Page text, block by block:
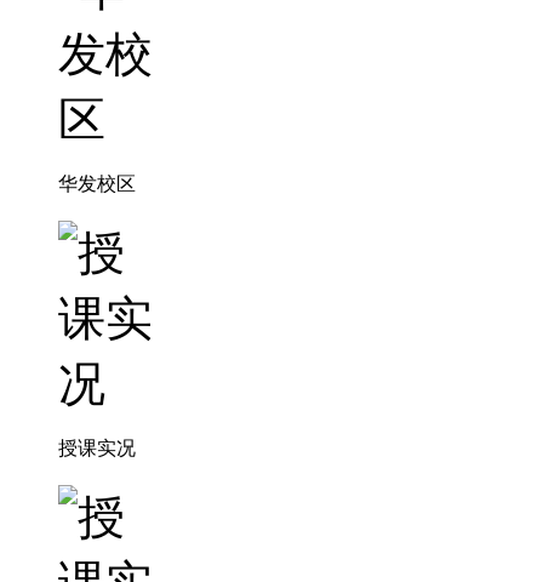
华发校区
授课实况